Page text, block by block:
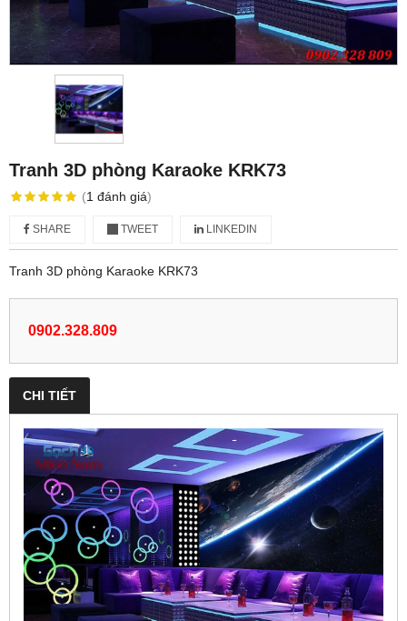
Tranh 3D phòng Karaoke KRK73
(1 đánh giá)
SHARE TWEET LINKEDIN
Tranh 3D phòng Karaoke KRK73
0902.328.809
CHI TIẾT